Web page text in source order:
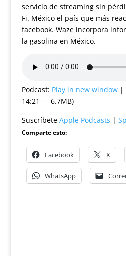
servicio de streaming sin
Fi. México el país que más
facebook. Waze incorpora
la gasolina en México.
Podcast: Play in new window|
14:21 — 6.7MB)
Suscríbete Apple Podcasts |
Comparte esto:
Facebook X
WhatsApp